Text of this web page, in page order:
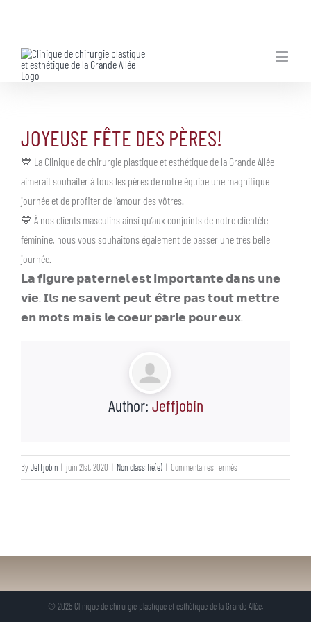
content
JOYEUSE FÊTE DES PÈRES!
💙 La Clinique de chirurgie plastique et esthétique de la Grande Allée
aimerait souhaiter à tous les pères de notre équipe une magnifique
journée et de profiter de l’amour des vôtres.
💙 À nos clients masculins ainsi qu’aux conjoints de notre clientèle
féminine, nous vous souhaitons également de passer une très belle
journée.
𝗟𝗮 𝗳𝗶𝗴𝘂𝗿𝗲 𝗽𝗮𝘁𝗲𝗿𝗻𝗲𝗹 𝗲𝘀𝘁 𝗶𝗺𝗽𝗼𝗿𝘁𝗮𝗻𝘁𝗲 𝗱𝗮𝗻𝘀 𝘂𝗻𝗲
𝘃𝗶𝗲. 𝗜𝗹𝘀 𝗻𝗲 𝘀𝗮𝘃𝗲𝗻𝘁 𝗽𝗲𝘂𝘁-𝗲̂𝘁𝗿𝗲 𝗽𝗮𝘀 𝘁𝗼𝘂𝘁 𝗺𝗲𝘁𝘁𝗿𝗲
𝗲𝗻 𝗺𝗼𝘁𝘀 𝗺𝗮𝗶𝘀 𝗹𝗲 𝗰𝗼𝗲𝘂𝗿 𝗽𝗮𝗿𝗹𝗲 𝗽𝗼𝘂𝗿 𝗲𝘂𝘅.
Author: Jeffjobin
ByJeffjobin | juin 21st, 2020 | Non classifié(e) | Commentaires ferméssur
Joyeuse
© 2025 Clinique de chirurgie plastique et esthétique de la Grande Allée.